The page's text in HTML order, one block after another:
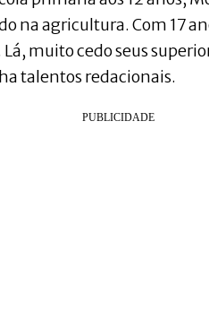
na agricultura. Com 17
muito cedo seus
talentos redacionais.